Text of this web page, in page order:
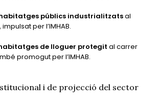
públics industrialitzatsal
per l’IMHAB.
de lloguer protegit al carrer
promogut per l’IMHAB.
i de projecció del sector